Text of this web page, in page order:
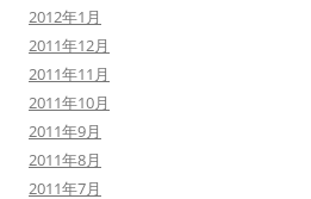
2012年1月
2011年12月
2011年11月
2011年10月
2011年9月
2011年8月
2011年7月